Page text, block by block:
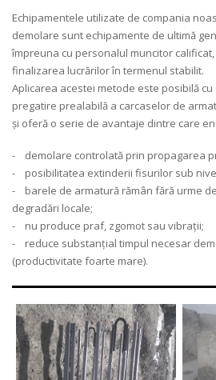
Echipamentele utilizate de compania
demolare sunt echipamente de ultimă
împreuna cu personalul muncitor
finalizarea lucrărilor în termenul stabilit.
Aplicarea acestei metode este posibilă
pregatire prealabilă a carcaselor de
și oferă o serie de avantaje dintre care
- demolare controlată prin propagarea
- posibilitatea extinderii fisurilor sub
- barele de armatură rămân fără urme
degradări locale;
- nu produce praf, zgomot sau vibrații;
- reduce substanțial timpul necesar
(productivitate foarte mare).